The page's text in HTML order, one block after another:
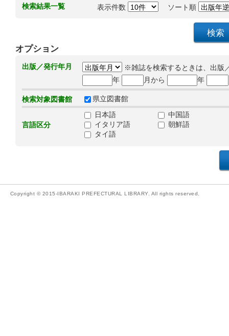
検索結果一覧 表示件数 ソート順
オプション
出版／発行年月
※雑誌を検索するときは、出版
年
月から 年
検索対象図書館 県立図書館
言語区分
日本語
中国語
イタリア語
朝鮮語
タイ語
Copyright © 2015-IBARAKI PREFECTURAL LIBRARY. All rights reserved.